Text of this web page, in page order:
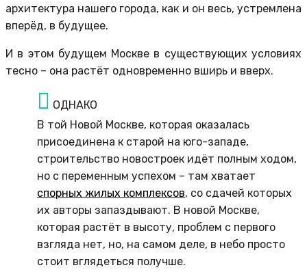
архитектура нашего города, как и он весь, устремлена
вперёд, в будущее.
И в этом будущем Москве в существующих условиях
тесно – она растёт одновременно вширь и вверх.
ОДНАКО
В той Новой Москве, которая оказалась
присоединена к старой на юго-западе,
строительство новостроек идёт полным ходом,
но с переменным успехом – там хватает
спорных жилых комплексов, со сдачей которых
их авторы запаздывают. В новой Москве,
которая растёт в высоту, проблем с первого
взгляда нет, но, на самом деле, в небо просто
стоит вглядеться получше.